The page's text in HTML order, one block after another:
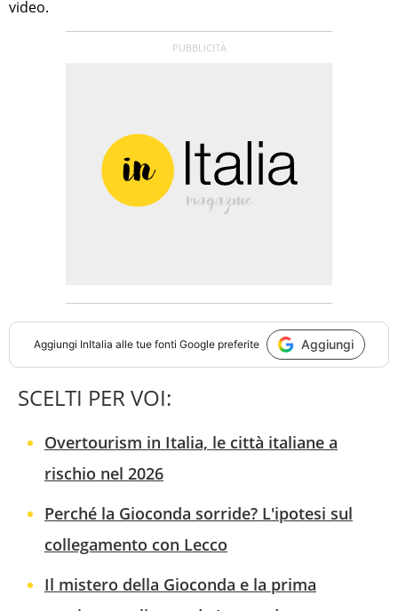
video.
Aggiungi InItalia alle tue fonti Google preferite Aggiungi
SCELTI PER VOI:
Overtourism in Italia, le città italiane a
rischio nel 2026
Perché la Gioconda sorride? L'ipotesi sul
collegamento con Lecco
Il mistero della Gioconda e la prima